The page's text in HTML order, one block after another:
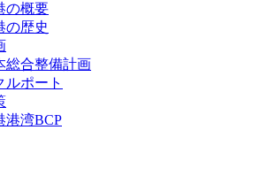
の概要
の歴史
総合整備計画
ルポート
港湾BCP